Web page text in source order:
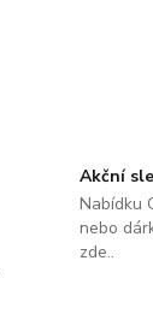
Akční
Nabídku
nebo
zde..